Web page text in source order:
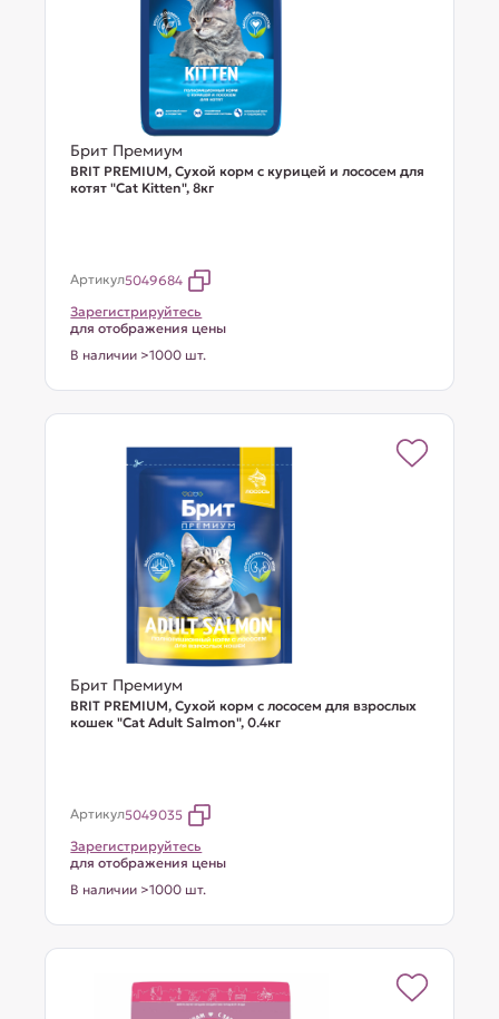
Брит Премиум
BRIT PREMIUM, Сухой корм с курицей и лососем для
котят "Cat Kitten", 8кг
Артикул5049684
Зарегистрируйтесь
для отображения цены
В наличии >1000 шт.
Брит Премиум
BRIT PREMIUM, Сухой корм с лососем для взрослых
кошек "Cat Adult Salmon", 0.4кг
Артикул5049035
Зарегистрируйтесь
для отображения цены
В наличии >1000 шт.